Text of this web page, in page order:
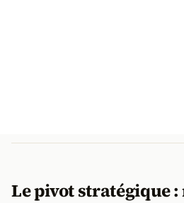
Le pivot stratégique